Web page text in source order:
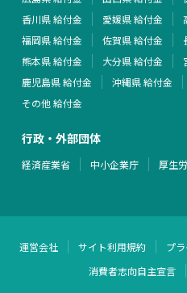
香川県 給付金
愛媛県 給付金
福岡県 給付金
佐賀県 給付金
熊本県 給付金
大分県 給付金
鹿児島県 給付金
沖縄県 給付金
その他 給付金
行政・外部団体
経済産業省 中小企業庁 厚生
運営会社 サイト利用規約 プ
消費者志向自主宣言